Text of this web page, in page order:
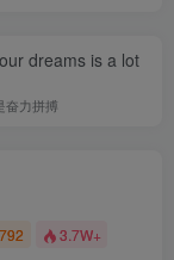
the noise.
...